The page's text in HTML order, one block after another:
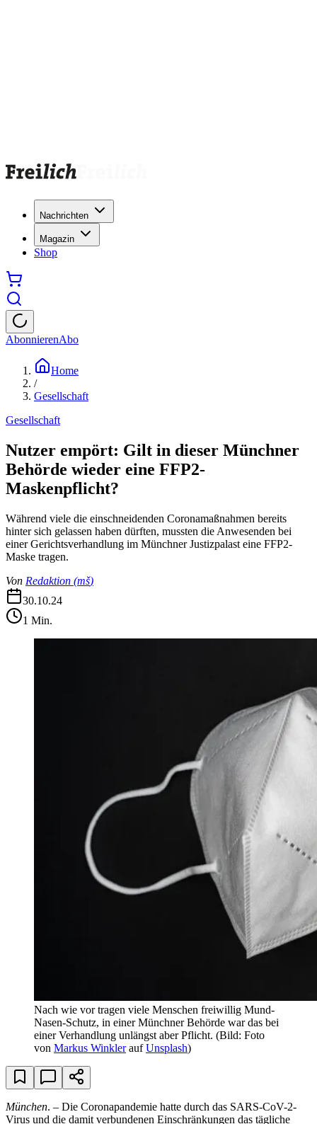
Nachrichten
Magazin
Shop
AbonnierenAbo
Home
/
Gesellschaft
Gesellschaft
Nutzer empört: Gilt in dieser Münchner
Behörde wieder eine FFP2-
Maskenpflicht?
Während viele die einschneidenden Coronamaßnahmen bereits
hinter sich gelassen haben dürften, mussten die Anwesenden bei
einer Gerichtsverhandlung im Münchner Justizpalast eine FFP2-
Maske tragen.
Von Redaktion (mš)
30.10.24
1 Min.
Nach wie vor tragen viele Menschen freiwillig Mund-
Nasen-Schutz, in einer Münchner Behörde war das bei
einer Verhandlung unlängst aber Pflicht. (Bild: Foto
von Markus WinkleraufUnsplash)
München. – Die Coronapandemie hatte durch das SARS-CoV-2-
Virus und die damit verbundenen Einschränkungen das tägliche